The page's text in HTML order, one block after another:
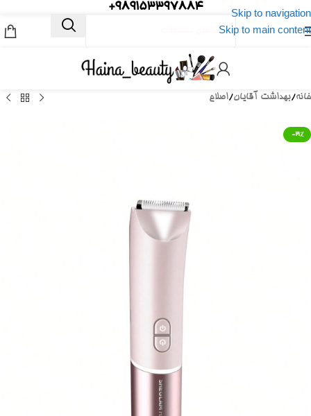
Skip to navigation
Skip to main content
989153397884+
خانه/بهداشت آقایان/اصلاح
-21%